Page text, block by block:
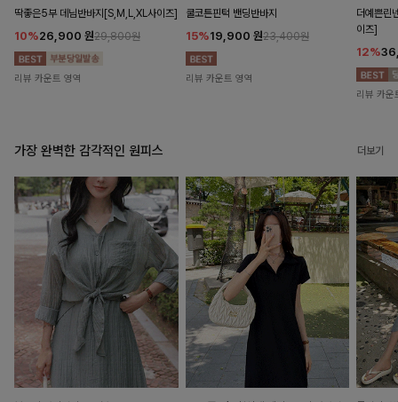
딱좋은5부 데님반바지[S,M,L,XL사이즈]
10%26,900 원29,800원
리뷰 카운트 영역
쿨코튼핀턱 밴딩반바지
15%19,900 원23,400원
리뷰 카운트 영역
더예쁜린
이즈]
12%
리뷰 카운
가장 완벽한 감각적인 원피스 더보기